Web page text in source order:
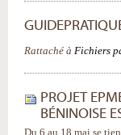
Rattaché à Fichiers
PROJET
BÉNINOISE
Du 6 au 18 mai se